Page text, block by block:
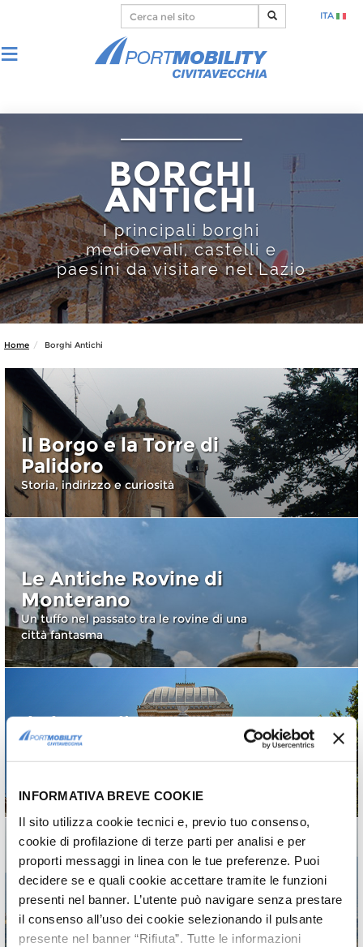
INFORMATIVA BREVE COOKIE
Il sito utilizza cookie tecnici e, previo tuo consenso,
cookie di profilazione di terze parti per analisi e per
proporti messaggi in linea con le tue preferenze. Puoi
decidere se e quali cookie accettare tramite le funzioni
presenti nel banner. L’utente può navigare senza prestare
il consenso all’uso dei cookie selezionando il pulsante
presente nel banner “Rifiuta”. Tutte le informazioni
ITA
BORGHI
ANTICHI
I principali borghi
medioevali, castelli e
paesini da visitare nel Lazio
Home Borghi Antichi
Il Borgo e la Torre di
Palidoro
Storia, indirizzo e curiosità
Le Antiche Rovine di
Monterano
Un tuffo nel passato tra le rovine di una
città fantasma
Il ghetto di Roma:
storia, come arrivare e
dove mangiare
Civita di Bagnoregio:
come arrivare e cosa
vedere
La città che muore